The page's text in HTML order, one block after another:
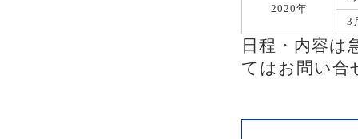
2020年
3
日程・内容は
てはお問い合